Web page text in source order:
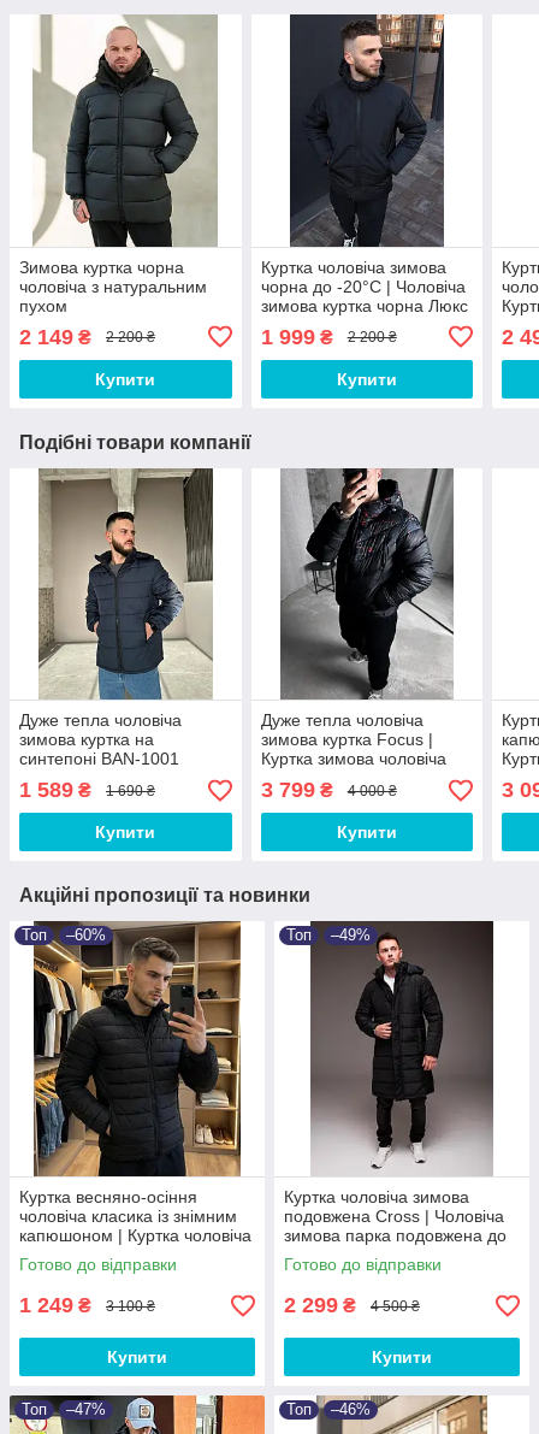
Зимова куртка чорна
чоловіча з натуральним
пухом
2 149 ₴ 2 200 ₴
Купити
Куртка чоловіча зимова
чорна до -20°С | Чоловіча
зимова куртка чорна Люкс
1 999₴ 2 200 ₴
Купити
2
Подібні товари компанії
Дуже тепла чоловіча
зимова куртка на
синтепоні BAN-1001
1 589 ₴ 1 690 ₴
Купити
Дуже тепла чоловіча
зимова куртка Focus |
Куртка зимова чоловіча
чорна FIC K0056
3 799₴ 4 000 ₴
Купити
3
Акційні пропозиції та новинки
Топ –60%
Куртка весняно-осіння
чоловіча класика із знімним
капюшоном | Куртка чоловіча
класична без принтів
Готово до відправки
1 249 ₴ 3 100 ₴
Купити
Топ –49%
Куртка чоловіча зимова
подовжена Cross | Чоловіча
зимова парка подовжена до
-25
Готово до відправки
2 299 ₴ 4 500 ₴
Купити
Топ –47% Топ –46%